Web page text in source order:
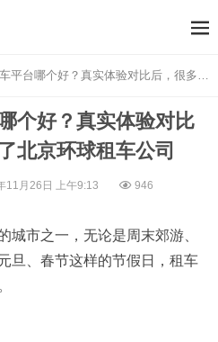
个好？真实体验对比后，很多人选择了北京环球租车公司
个好？真实体验对比
北京环球租车公司
11月26日 上午9:13 946
城市之一，无论是周末郊游、
旦、春节这样的节假日，租车